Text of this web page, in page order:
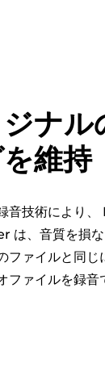
ナル
維持
音技術により
は、音質を損
ファイルと同
ファイルを録音